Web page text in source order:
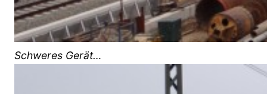
Schweres Gerät…